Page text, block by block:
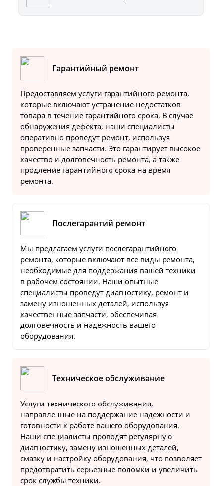
Гарантийный ремонт
Предоставляем услуги гарантийного ремонта,
которые включают устранение недостатков
товара в течение гарантийного срока. В случае
обнаружения дефекта, наши специалисты
оперативно проведут ремонт, используя
проверенные запчасти. Это гарантирует высокое
качество и долговечность ремонта, а также
продление гарантийного срока на время
ремонта.
Послегарантий ремонт
Мы предлагаем услуги послегарантийного
ремонта, которые включают все виды ремонта,
необходимые для поддержания вашей техники
в рабочем состоянии. Наши опытные
специалисты проведут диагностику, ремонт и
замену изношенных деталей, используя
качественные запчасти, обеспечивая
долговечность и надежность вашего
оборудования.
Техническое обслуживание
Услуги технического обслуживания,
направленные на поддержание надежности и
готовности к работе вашего оборудования.
Наши специалисты проводят регулярную
диагностику, замену изношенных деталей,
смазку и настройку оборудования, что позволяет
предотвратить серьезные поломки и увеличить
срок службы техники.